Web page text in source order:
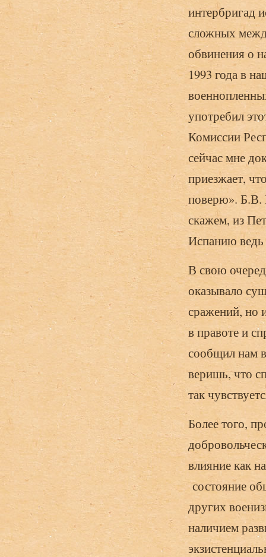
интербригад
сложных
обвинения о
1993 года в
употребил
Комиссии
сейчас мне
приезжает,
поверю». Б.В.
скажем, из
Испанию ведь
В свою
оказывало
сражений, но
в правоте и
сообщил нам
веришь, что
так
Более того,
влияние как
состояние
других
наличием